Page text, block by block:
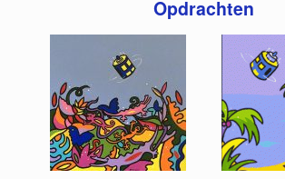
Opdrachten